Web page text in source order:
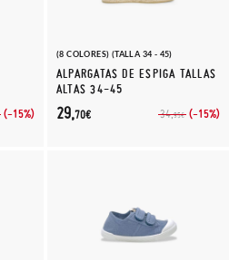
(-15%)
(8 COLORES) (TALLA 34 - 45)
ALPARGATAS DE ESPIGA TALLAS
ALTAS 34-45
34,95€ (-15%)
29,70€